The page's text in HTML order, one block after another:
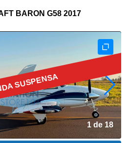
BARON G58 2017
SUSPENSA
2 de 18